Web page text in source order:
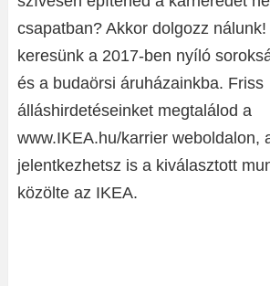
csapatban? Akkor dolgozz
keresünk a 2017-ben nyíló
és a budaörsi áruházainkba. Friss
álláshirdetéseinket megtalálod a
www.IKEA.hu/karrier weboldalon,
jelentkezhetsz is a kiválasztott
közölte az IKEA.